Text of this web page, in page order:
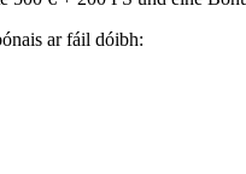
ar fáil dóibh: